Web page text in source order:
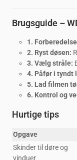
Brugsguide –
1.
2. Ryst døsen:
3. Vælg stråle:
4. Påfør i tyndt
5. Lad filmen
6. Kontrol og
Hurtige tips
Opgave
Skinder til døre og
vinduer